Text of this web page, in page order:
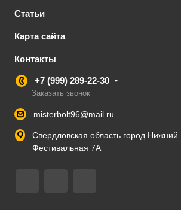
Статьи
Карта сайта
Контакты
+7 (999) 289-22-30
Заказать звонок
misterbolt96@mail.ru
Свердловская область город Нижний
Фестивальная 7А